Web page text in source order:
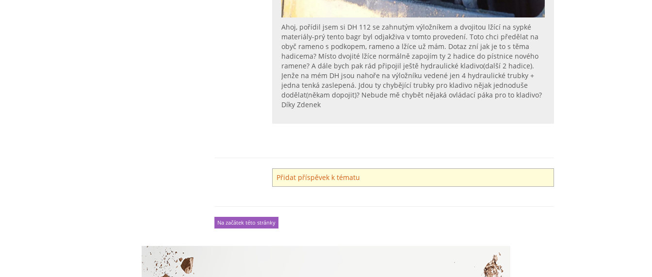
Ahoj, pořídil jsem si DH 112 se zahnutým výložníkem a dvojitou lžící na sypké
materiály-prý tento bagr byl odjakživa v tomto provedení. Toto chci předělat na
obyč rameno s podkopem, rameno a lžíce už mám. Dotaz zní jak je to s těma
hadicema? Místo dvojité lžíce normálně zapojím ty 2 hadice do pístnice nového
ramene? A dále bych pak rád připojil ještě hydraulické kladivo(další 2 hadice).
Jenže na mém DH jsou nahoře na výložníku vedené jen 4 hydraulické trubky +
jedna tenká zaslepená. Jdou ty chybějící trubky pro kladivo nějak jednoduše
dodělat(někam dopojit)? Nebude mě chybět nějaká ovládací páka pro to kladivo?
Díky Zdenek
Přidat příspěvek k tématu
Na začátek této stránky